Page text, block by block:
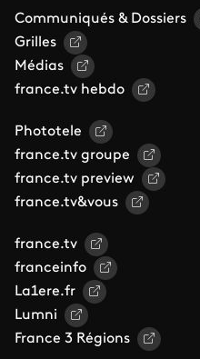
Communiqués & Dossiers
Grilles
Médias
france.tv hebdo
Phototele
france.tv groupe
france.tv preview
france.tv&vous
france.tv
franceinfo
La1ere.fr
Lumni
France 3 Régions